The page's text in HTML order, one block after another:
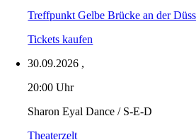
Treffpunkt Gelbe Brücke an der
Tickets kaufen
30.09.2026 ,
20:00 Uhr
Sharon Eyal Dance / S-E-D
Theaterzelt